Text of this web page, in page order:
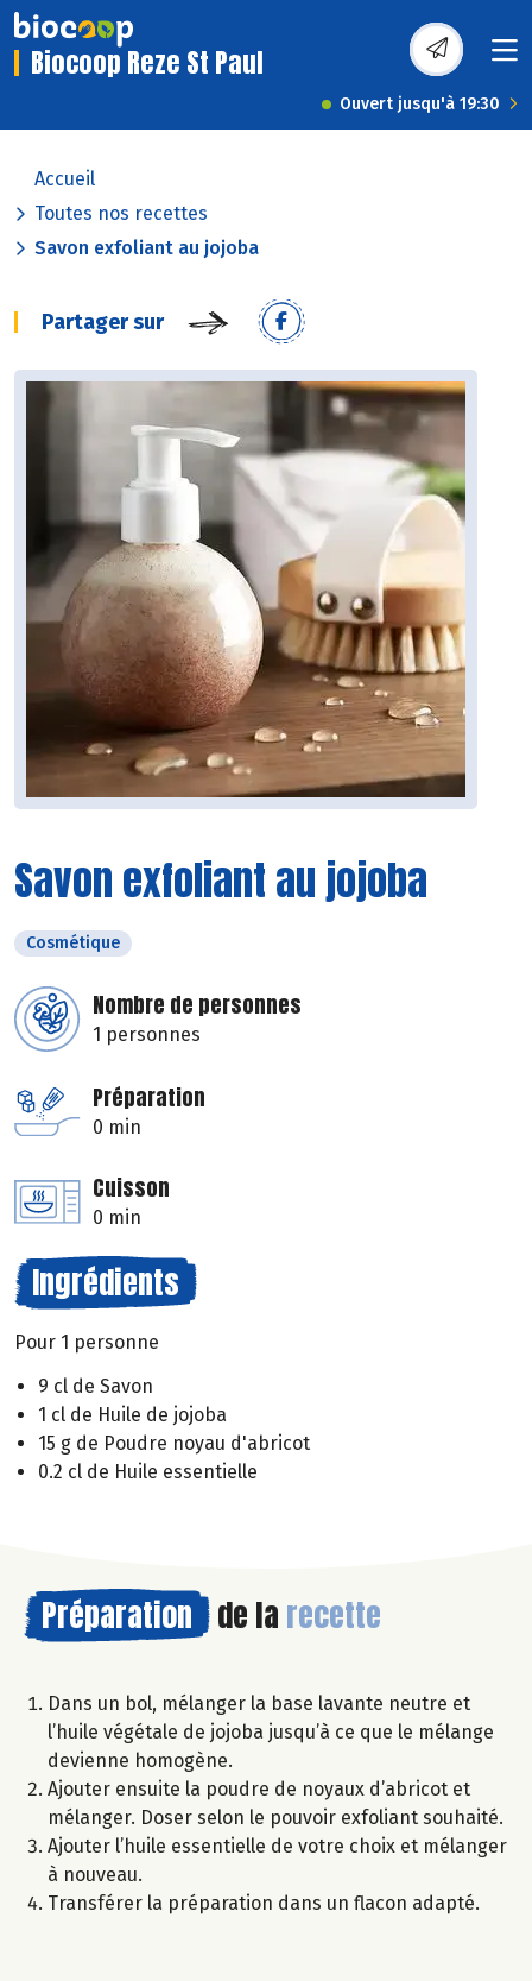
Biocoop Reze St Paul
Ouvert jusqu'à 19:30
Accueil
Toutes nos recettes
Savon exfoliant au jojoba
Partager sur
Savon exfoliant au jojoba
Cosmétique
Nombre de personnes
1 personnes
Préparation
0 min
Cuisson
0 min
Ingrédients
Pour 1 personne
9 cl de Savon
1 cl de Huile de jojoba
15 g de Poudre noyau d'abricot
0.2 cl de Huile essentielle
Préparation de la recette
Dans un bol, mélanger la base lavante neutre et
l’huile végétale de jojoba jusqu’à ce que le mélange
devienne homogène.
Ajouter ensuite la poudre de noyaux d’abricot et
mélanger. Doser selon le pouvoir exfoliant souhaité.
Ajouter l’huile essentielle de votre choix et mélanger
à nouveau.
Transférer la préparation dans un flacon adapté.